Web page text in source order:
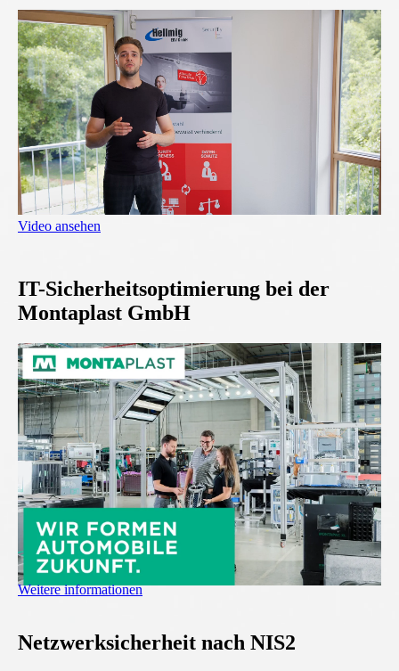
Video ansehen
IT-Sicherheitsoptimierung bei der
Montaplast GmbH
Weitere informationen
Netzwerksicherheit nach NIS2